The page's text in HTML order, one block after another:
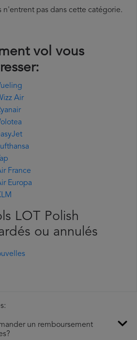
n'entrent pas dans cette catégorie.
vol vous
Air
France
Europa
LOT Polish
ou annulés
un remboursement